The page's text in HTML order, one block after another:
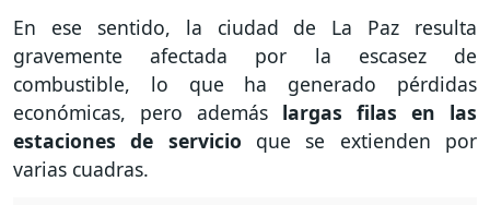
En ese sentido, la ciudad de La Paz resulta
gravemente afectada por la escasez de
combustible, lo que ha generado pérdidas
económicas, pero además largas filas en las
estaciones de servicio que se extienden por
varias cuadras.